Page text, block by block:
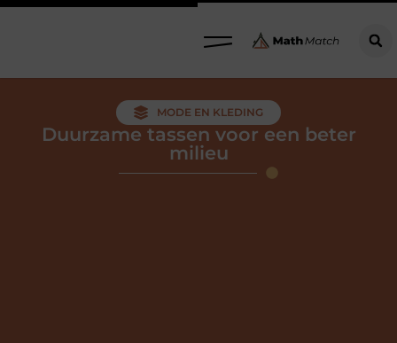
MODE EN KLEDING
Duurzame tassen voor een beter
milieu